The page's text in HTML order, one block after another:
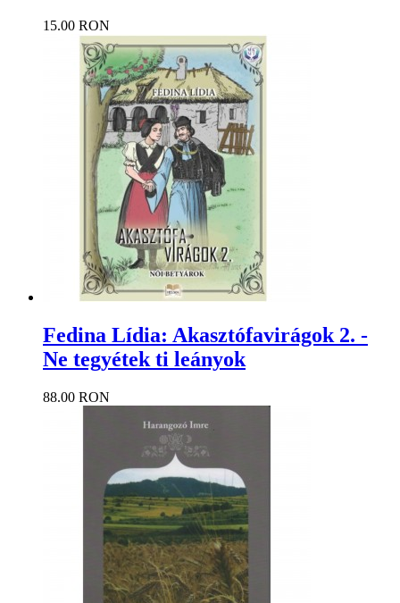
15.00 RON
Fedina Lídia: Akasztófavirágok 2. -
Ne tegyétek ti leányok
88.00 RON